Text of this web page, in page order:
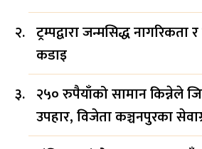
ट्रम्पद्वारा जन्मसिद्ध नागरिकता
कडाइ
२५० रुपैयाँको सामान किन्नेले
उपहार, विजेता कञ्चनपुरका